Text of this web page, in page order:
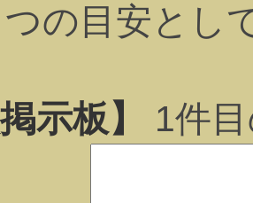
の目安とし
示板】 1件